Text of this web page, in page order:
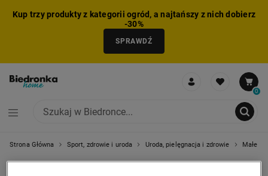
Kup trzy produkty z kategorii ogród, a najtańszy z nich dobierz
-30%
SPRAWDŹ
0
Strona Główna Sport, zdrowie i uroda Uroda, pielęgnacja i zdrowie Małe